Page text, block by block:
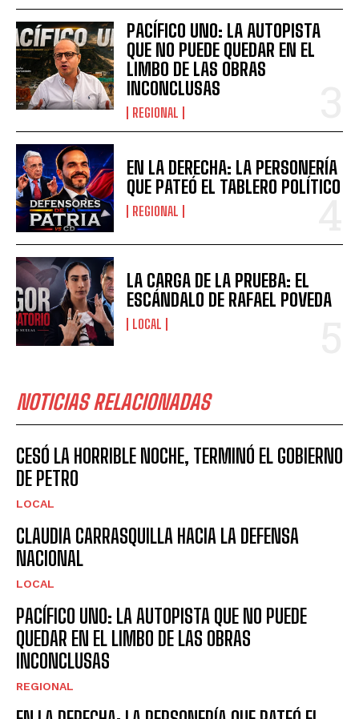
PACÍFICO UNO: LA AUTOPISTA
QUE NO PUEDE QUEDAR EN EL
LIMBO DE LAS OBRAS
INCONCLUSAS
REGIONAL
EN LA DERECHA: LA PERSONERÍA
QUE PATEÓ EL TABLERO POLÍTICO
REGIONAL
LA CARGA DE LA PRUEBA: EL
ESCÁNDALO DE RAFAEL POVEDA
LOCAL
NOTICIAS RELACIONADAS
CESÓ LA HORRIBLE NOCHE, TERMINÓ EL GOBIERNO
DE PETRO
LOCAL
CLAUDIA CARRASQUILLA HACIA LA DEFENSA
NACIONAL
LOCAL
PACÍFICO UNO: LA AUTOPISTA QUE NO PUEDE
QUEDAR EN EL LIMBO DE LAS OBRAS
INCONCLUSAS
REGIONAL